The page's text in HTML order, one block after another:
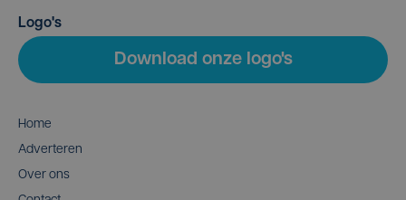
Logo's
Download onze logo's
Home
Adverteren
Over ons